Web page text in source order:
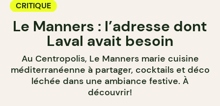
CRITIQUE
Le Manners : l’adresse dont
Laval avait besoin
Au Centropolis, Le Manners marie cuisine
méditerranéenne à partager, cocktails et déco
léchée dans une ambiance festive. À
découvrir!